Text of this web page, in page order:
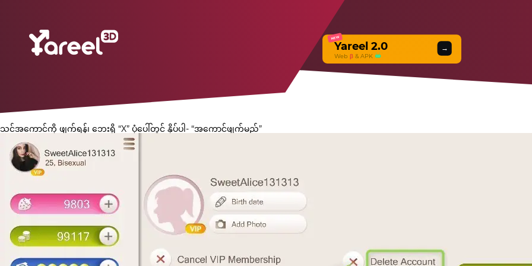
NEW
Yareel 2.0
Web β & APK
→
သင့်အကောင့်ကို ဖျက်ရန်၊ ဘေးရှိ “X” ပုံပေါ်တွင် နှိပ်ပါ- “အကောင့်ဖျက်မည်”